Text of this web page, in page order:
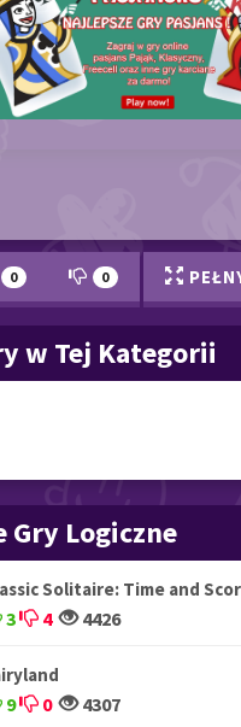
0 0
w Tej Kategorii
Gry Logiczne
Solitaire: Time and
3 4 4426
9 0 4307